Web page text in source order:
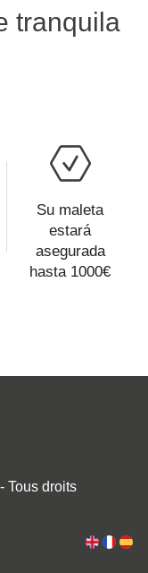
tranquila
Su maleta
estará
asegurada
hasta 1000€
Tous droits